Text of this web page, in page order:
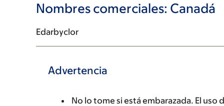
Nombres comerciales: Canadá
Edarbyclor
Advertencia
No lo tome si está embarazada. El